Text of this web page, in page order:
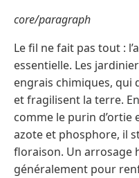
core/paragraph
Le fil ne fait pas tout :
essentielle. Les
engrais chimiques, qui
et fragilisent la terre.
comme le purin d’ortie
azote et phosphore, il
floraison. Un arrosage
généralement pour